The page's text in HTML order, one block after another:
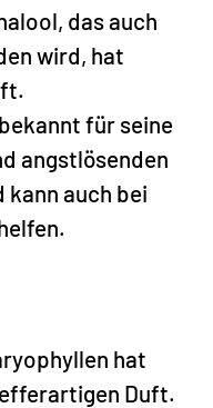
das auch
wird, hat
für seine
angstlösenden
kann auch bei
hat
Duft.